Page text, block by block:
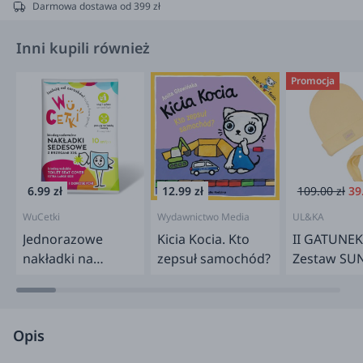
Darmowa dostawa od 399 zł
Inni kupili również
6.99 zł
WuCetki
Jednorazowe
nakładki na
dorosłych –
10 szt.
12.99 zł
Wydawnictwo Media
Rodzina
Kicia Kocia. Kto
zepsuł samochód?
Promocja
109.00 zł
UL&KA
II
Zestaw
Opis